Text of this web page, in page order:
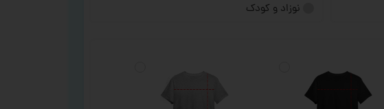
نوزاد و کودک